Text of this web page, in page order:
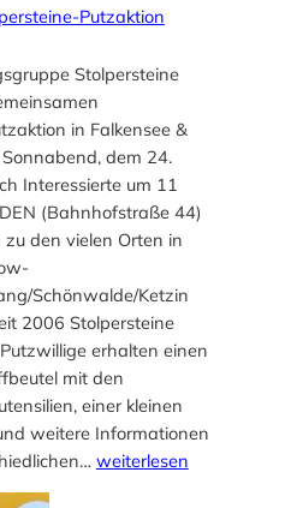
Putzaktion
Stolpersteine
in Falkensee &
dem 24.
Interessierte um 11
(Bahnhofstraße 44)
den vielen Orten in
Schönwalde/Ketzin
2006 Stolpersteine
erhalten einen
mit den
einer kleinen
weitere Informationen
2
weiterlesen